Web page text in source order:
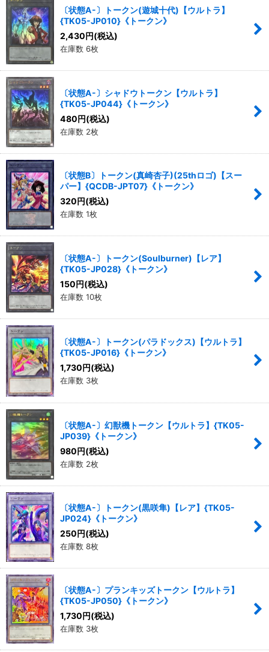
〔状態A-〕トークン(遊城十代)【ウルトラ】
{TK05-JP010}《トークン》
2,430円(税込)
在庫数 6枚
〔状態A-〕シャドウトークン【ウルトラ】
{TK05-JP044}《トークン》
480円(税込)
在庫数 2枚
〔状態B〕トークン(真崎杏子)(25thロゴ)【スー
パー】{QCDB-JPT07}《トークン》
320円(税込)
在庫数 1枚
〔状態A-〕トークン(Soulburner)【レア】
{TK05-JP028}《トークン》
150円(税込)
在庫数 10枚
〔状態A-〕トークン(パラドックス)【ウルトラ】
{TK05-JP016}《トークン》
1,730円(税込)
在庫数 3枚
〔状態A-〕幻獣機トークン【ウルトラ】{TK05-
JP039}《トークン》
980円(税込)
在庫数 2枚
〔状態A-〕トークン(黒咲隼)【レア】{TK05-
JP024}《トークン》
250円(税込)
在庫数 8枚
〔状態A-〕プランキッズトークン【ウルトラ】
{TK05-JP050}《トークン》
1,730円(税込)
在庫数 3枚